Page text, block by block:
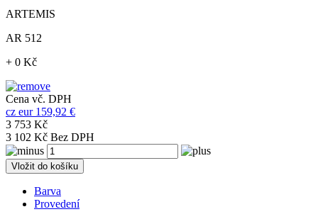
ARTEMIS
AR 512
+ 0 Kč
Cena vč. DPH
cz eur 159,92 €
3 753 Kč
3 102 Kč Bez DPH
Vložit do košíku
Barva
Provedení